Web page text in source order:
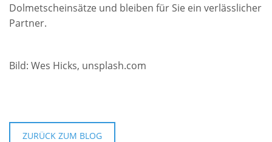
Dolmetscheinsätze und bleiben für Sie ein verlässlicher
Partner.
Bild: Wes Hicks, unsplash.com
ZURÜCK ZUM BLOG